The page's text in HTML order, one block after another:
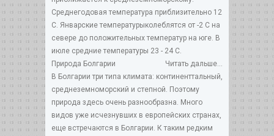
Среднегодовая температура приблизительно 12
С. Январские температурыколеблятся от -2 С на
севере до положительных температур на юге. В
июле средние температуры 23 - 24 С.
Читать дальше...
Природа Болгарии
В Болгарии три типа климата: континенттальный,
среднеземноморский и степной. Поэтому
природа здесь очень разнообразна. Много
видов уже исчезнувших в европейских странах,
еще встречаются в Болгарии. К таким редким